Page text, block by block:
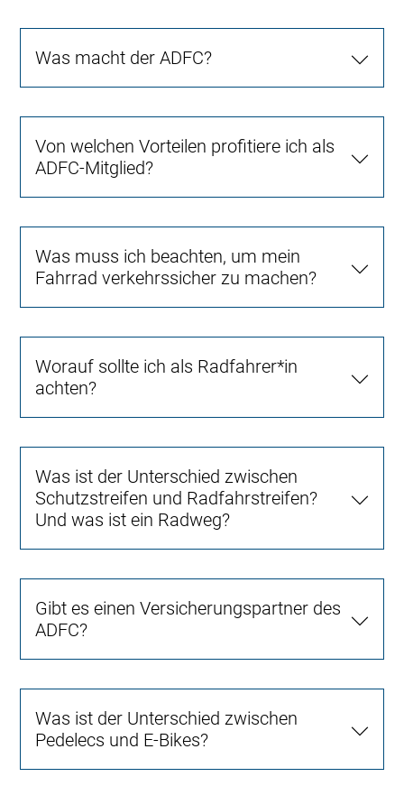
Was macht der ADFC?
Von welchen Vorteilen profitiere ich als
ADFC-Mitglied?
Was muss ich beachten, um mein
Fahrrad verkehrssicher zu machen?
Worauf sollte ich als Radfahrer*in
achten?
Was ist der Unterschied zwischen
Schutzstreifen und Radfahrstreifen?
Und was ist ein Radweg?
Gibt es einen Versicherungspartner des
ADFC?
Was ist der Unterschied zwischen
Pedelecs und E-Bikes?